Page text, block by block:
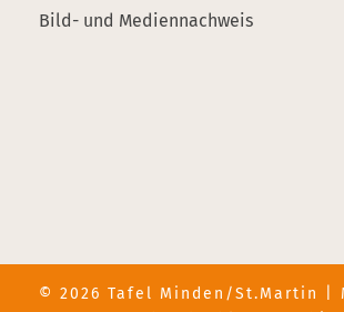
Bild- und Mediennachweis
© 2026 Tafel Minden/St.Martin |